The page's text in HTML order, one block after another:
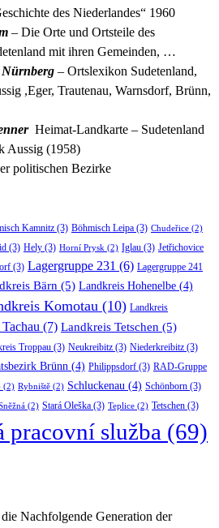
des Niederlandes“ 1960
– Die Orte und Ortsteile des
mit ihren Gemeinden, …
Nürnberg – Ortslexikon Sudetenland,
,Eger, Trautenau, Warnsdorf, Brünn,
Heimat-Landkarte – Sudetenland
Aussig (1958)
politischen Bezirke
Kamnitz (3) Böhmisch Leipa (3) Chudeřice (2)
(3) Hely (3) Horní Prysk (2) Iglau (3) Jetřichovice
(3) Lagergruppe 231 (6) Lagergruppe 241
Bärn (5) Landkreis Hohenelbe (4)
Komotau (10) Landkreis
(7) Landkreis Tetschen (5)
Troppau (3) Neukreibitz (3) Niederkreibitz (3)
Brünn (4) Philippsdorf (3) RAD-Gruppe
(2) Rybniště (2) Schluckenau (4) Schönborn (3)
(2) Stará Oleška (3) Teplice (2) Tetschen (3)
pracovní služba (69)
Nachfolgende Generation der